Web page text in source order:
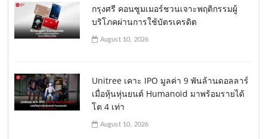
กรุงศรี คอนซูมเมอร์ชวนเจาะพฤติกรรมผู้
บริโภคผ่านการใช้บัตรเครดิต
August 10, 2026
Unitree เคาะ IPO มูลค่า 9 พันล้านดอลลาร์
เมื่อหุ้นหุ่นยนต์ Humanoid มาพร้อมรายได้
โต 4 เท่า
August 10, 2026